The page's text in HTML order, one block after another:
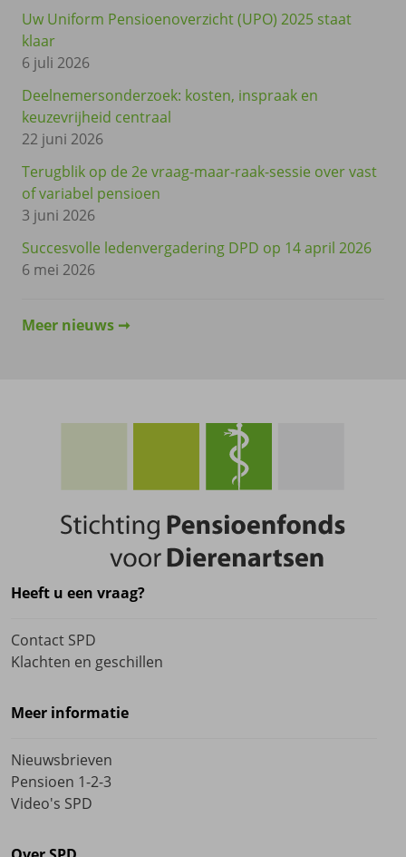
Uw Uniform Pensioenoverzicht (UPO) 2025 staat
klaar
6 juli 2026
Deelnemersonderzoek: kosten, inspraak en
keuzevrijheid centraal
22 juni 2026
Terugblik op de 2e vraag-maar-raak-sessie over vast
of variabel pensioen
3 juni 2026
Succesvolle ledenvergadering DPD op 14 april 2026
6 mei 2026
Meer nieuws
Heeft u een vraag?
Contact SPD
Klachten en geschillen
Meer informatie
Nieuwsbrieven
Pensioen 1-2-3
Video's SPD